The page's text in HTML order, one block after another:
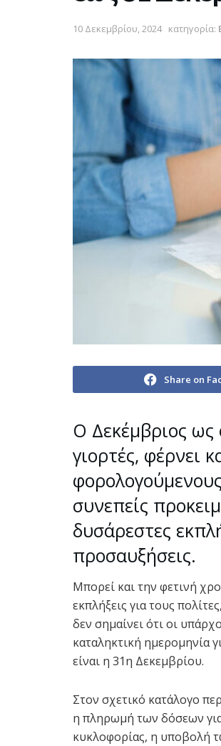
10 Δεκεμβρίου, 2024 κατηγορία:
Share on
Ο Δεκέμβριος ως
γιορτές, φέρνει
συνεπείς
δυσάρεστες
προσαυξήσεις.
Μπορεί και την φετινή
εκπλήξεις για τους
δεν σημαίνει ότι οι
καταληκτική ημερομηνία
είναι η 31η Δεκεμβρίου.
Στον σχετικό κατάλογο
η πληρωμή των δόσεων για
κυκλοφορίας, η υποβολή